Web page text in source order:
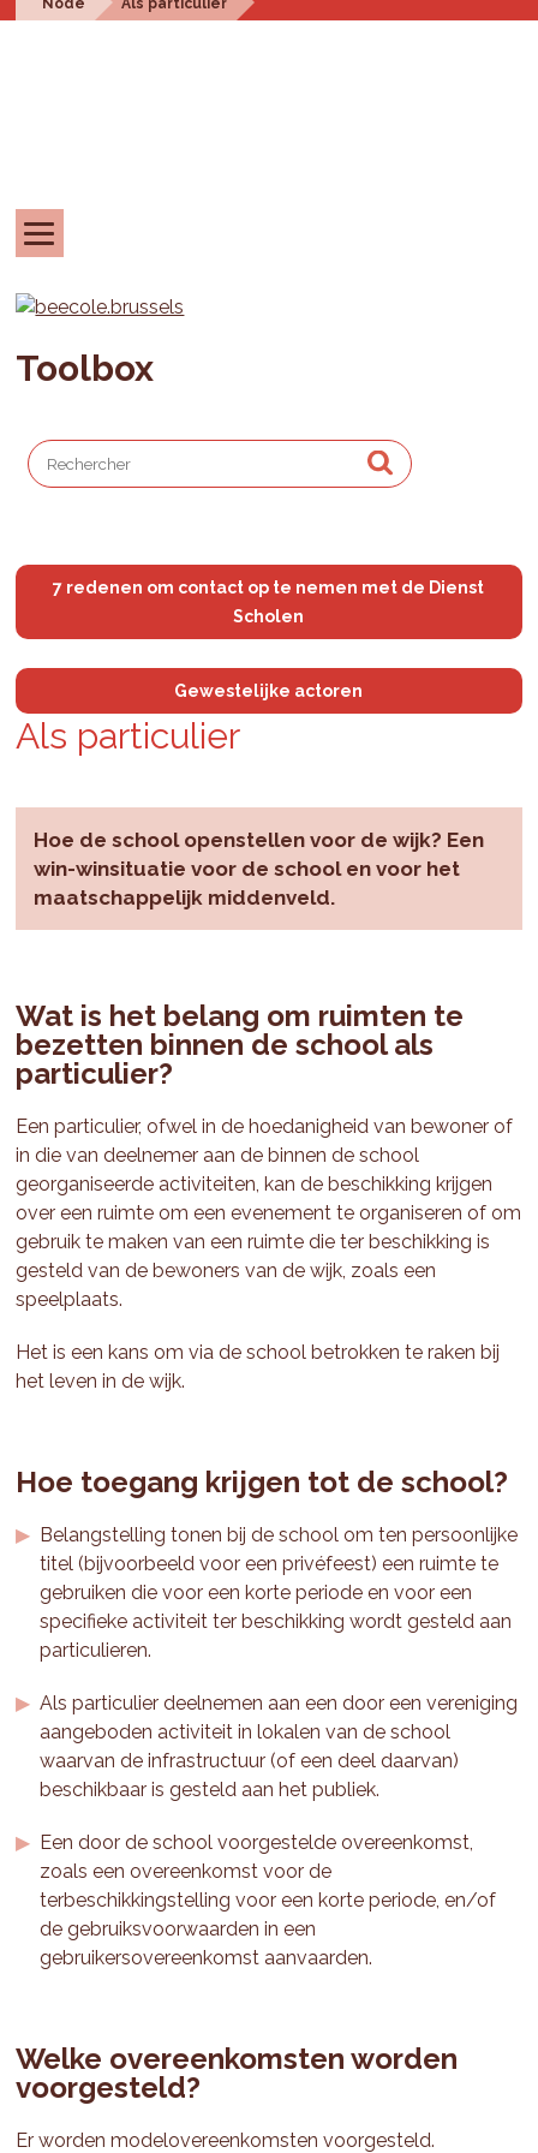
Node Als particulier
Toolbox
7 redenen om contact op te nemen met de Dienst
Scholen
Gewestelijke actoren
Als par­ti­c­ulier
Hoe de school openstellen voor de wijk? Een
win-winsituatie voor de school en voor het
maatschappelijk middenveld.
Wat is het belang om ruimten te
bezetten binnen de school als
particulier?
Een particulier, ofwel in de hoedanigheid van bewoner of
in die van deelnemer aan de binnen de school
georganiseerde activiteiten, kan de beschikking krijgen
over een ruimte om een evenement te organiseren of om
gebruik te maken van een ruimte die ter beschikking is
gesteld van de bewoners van de wijk, zoals een
speelplaats.
Het is een kans om via de school betrokken te raken bij
het leven in de wijk.
Hoe toegang krijgen tot de school?
Belangstelling tonen bij de school om ten persoonlijke
titel (bijvoorbeeld voor een privéfeest) een ruimte te
gebruiken die voor een korte periode en voor een
specifieke activiteit ter beschikking wordt gesteld aan
particulieren.
Als particulier deelnemen aan een door een vereniging
aangeboden activiteit in lokalen van de school
waarvan de infrastructuur (of een deel daarvan)
beschikbaar is gesteld aan het publiek.
Een door de school voorgestelde overeenkomst,
zoals een overeenkomst voor de
terbeschikkingstelling voor een korte periode, en/of
de gebruiksvoorwaarden in een
gebruikersovereenkomst aanvaarden.
Welke overeenkomsten worden
voorgesteld?
Er worden modelovereenkomsten voorgesteld.